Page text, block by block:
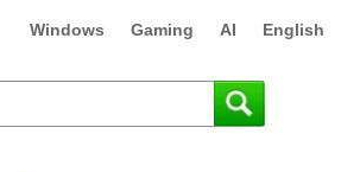
Windows Gaming AI English